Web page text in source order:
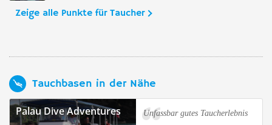
Zeige alle Punkte für Taucher
Tauchbasen in der Nähe
Palau Dive Adventures Unfassbar gutes Taucherlebnis